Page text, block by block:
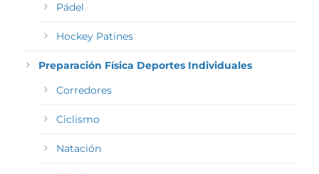
Pádel
Hockey Patines
Preparación Física Deportes Individuales
Corredores
Ciclismo
Natación